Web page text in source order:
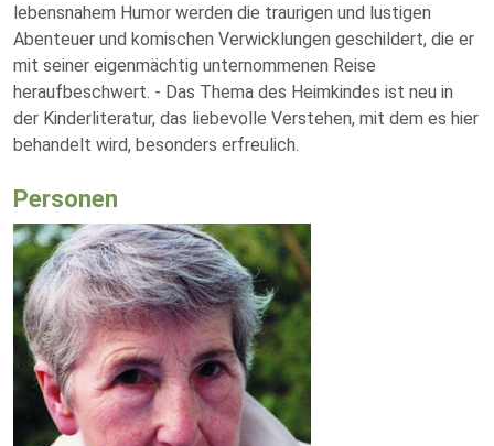
lebensnahem Humor werden die traurigen und lustigen
Abenteuer und komischen Verwicklungen geschildert, die er
mit seiner eigenmächtig unternommenen Reise
heraufbeschwert. - Das Thema des Heimkindes ist neu in
der Kinderliteratur, das liebevolle Verstehen, mit dem es hier
behandelt wird, besonders erfreulich.
Personen